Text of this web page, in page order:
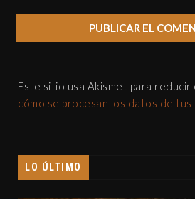
Este sitio usa Akismet para reducir
cómo se procesan los datos de
LO ÚLTIMO